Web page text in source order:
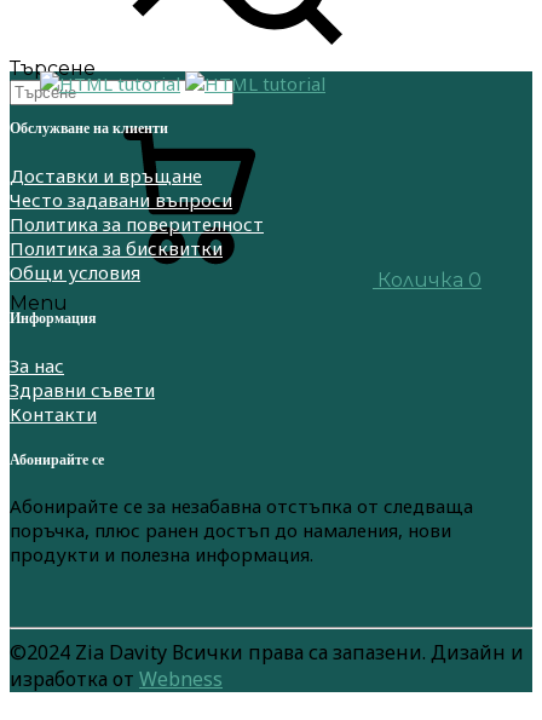
Търсене
Количка 0
Menu
Обслужване на клиенти
Доставки и връщане
Често задавани въпроси
Политика за поверителност
Политика за бисквитки
Общи условия
Информация
За нас
Здравни съвети
Контакти
Абонирайте се
Абонирайте се за незабавна отстъпка от следваща
поръчка, плюс ранен достъп до намаления, нови
продукти и полезна информация.
©2024 Zia Davity Всички права са запазени. Дизайн и
изработка от Webness